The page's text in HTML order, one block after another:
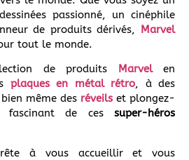
passionné, un cinéphile
de produits dérivés, Marvel
tout le monde.
de produits Marvelen
plaques en métal rétro, à des
même des réveils et plongez-
fascinant de ces super-héros
à vous accueillir et vous